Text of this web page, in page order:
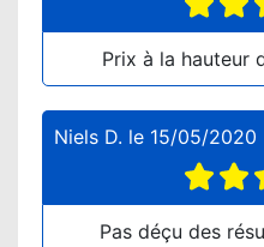
Prix à la hauteur
Niels D. le 15/05/2020
Pas déçu des